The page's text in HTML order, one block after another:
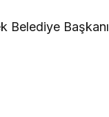
Belediye Başkanı